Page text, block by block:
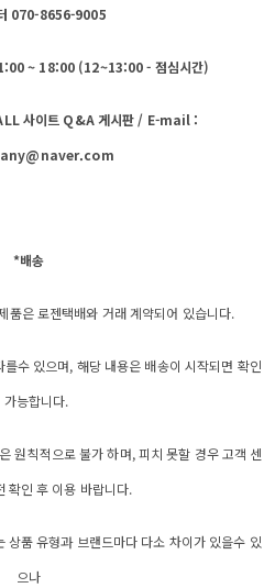
070-8656-9005
~ 18:00 (12~13:00 - 점심시간)
사이트 Q&A 게시판 / E-mail :
*배송
품은 로젠택배와 거래 계약되어 있습니다.
수 있으며, 해당 내용은 배송이 시작되면 확인
가능합니다.
원칙적으로 불가 하며, 피치 못할 경우 고객 센
확인 후 이용 바랍니다.
상품 유형과 브랜드마다 다소 차이가 있을수 있
으나